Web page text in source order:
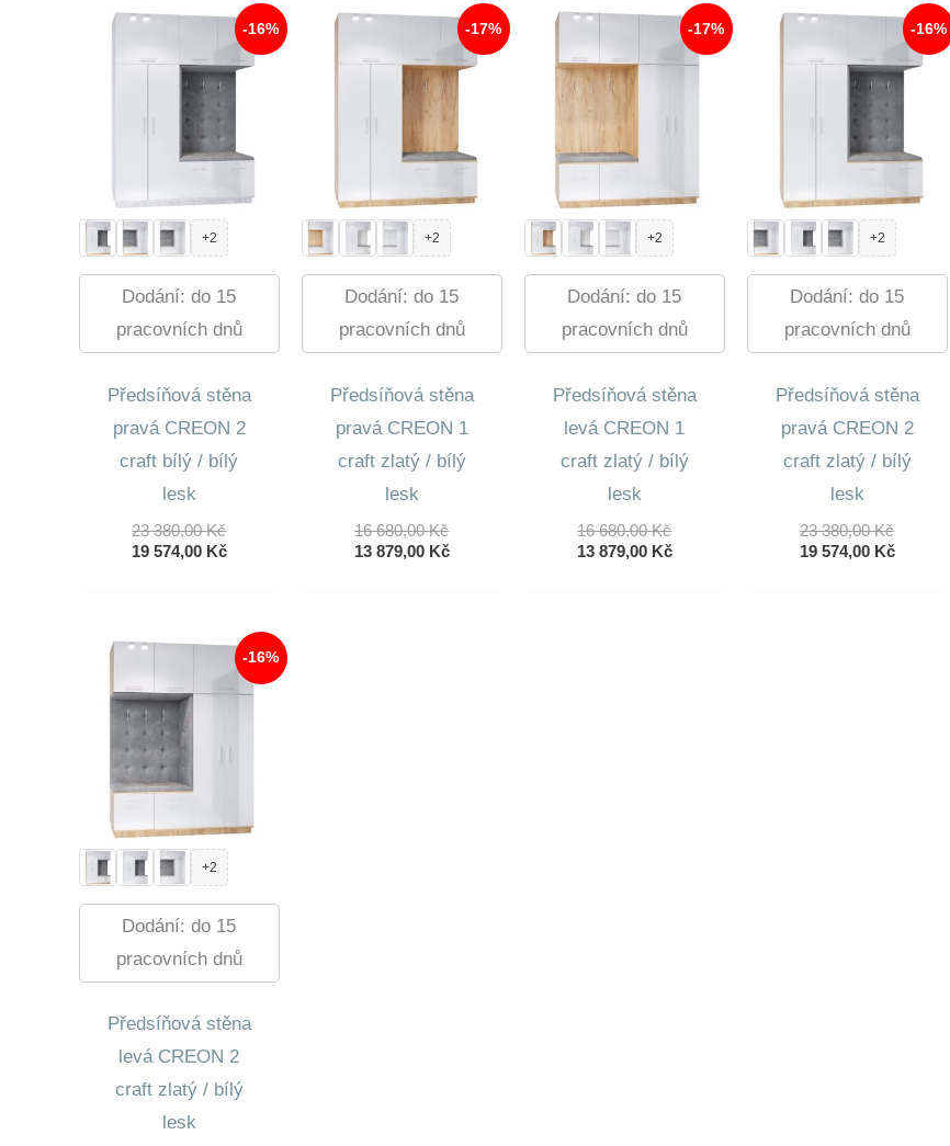
-16%
+2
Dodání: do 15
pracovních dnů
Předsíňová stěna
pravá CREON 2
craft bílý / bílý
lesk
23 380,00KčPůvodní
Cena
19 574,00 KčAktuální
574,00 Kč.
-17%
+2
Dodání: do 15
pracovních dnů
Předsíňová stěna
pravá CREON 1
craft zlatý / bílý
lesk
16 680,00KčPůvodní
Cena
13 879,00 KčAktuální
-17%
+2
Dodání: do 15
pracovních dnů
Předsíňová stěna
levá CREON 1
craft zlatý / bílý
lesk
16 680,00KčPůvodní
Cena
13 879,00 KčAktuální
-16%
+2
Dodání: do 15
pracovních dnů
Předsíňová stěna
pravá CREON 2
craft zlatý / bílý
lesk
23 380,00KčPůvodní
Cena
19 574,00 KčAktuální
-16%
+2
Dodání: do 15
pracovních dnů
Předsíňová stěna
levá CREON 2
craft zlatý / bílý
lesk